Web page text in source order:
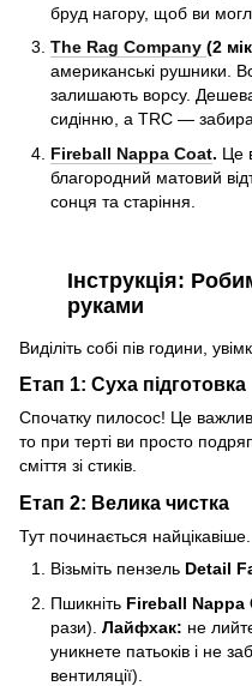
бруд нагору, щоб ви
The Rag Company (2
американські рушники.
залишають ворсу.
сидінню, а TRC —
Fireball Nappa Coat. Це
благородний матовий
сонця та старіння.
Інструкція:
руками
Виділіть собі пів години,
Етап 1: Суха підготовка
Спочатку пилосос! Це
то при терті ви просто
сміття зі стиків.
Етап 2: Велика чистка
Тут починається найцікавіше.
Візьміть пензель Detail
Пшикніть Fireball Nappa
рази). Лайфхак: не
уникнете патьоків і не
вентиляції).